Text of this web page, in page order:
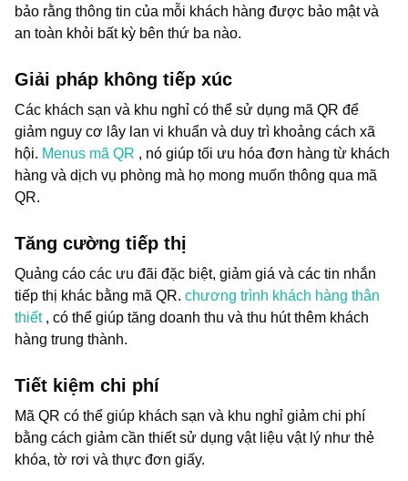
bảo rằng thông tin của mỗi khách hàng được bảo mật và
an toàn khỏi bất kỳ bên thứ ba nào.
Giải pháp không tiếp xúc
Các khách sạn và khu nghỉ có thể sử dụng mã QR để
giảm nguy cơ lây lan vi khuẩn và duy trì khoảng cách xã
hội. Menus mã QR , nó giúp tối ưu hóa đơn hàng từ khách
hàng và dịch vụ phòng mà họ mong muốn thông qua mã
QR.
Tăng cường tiếp thị
Quảng cáo các ưu đãi đặc biệt, giảm giá và các tin nhắn
tiếp thị khác bằng mã QR. chương trình khách hàng thân
thiết, có thể giúp tăng doanh thu và thu hút thêm khách
hàng trung thành.
Tiết kiệm chi phí
Mã QR có thể giúp khách sạn và khu nghỉ giảm chi phí
bằng cách giảm cần thiết sử dụng vật liệu vật lý như thẻ
khóa, tờ rơi và thực đơn giấy.